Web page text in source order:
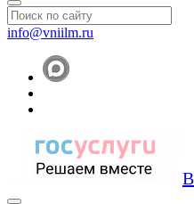
info@vniilm.ru